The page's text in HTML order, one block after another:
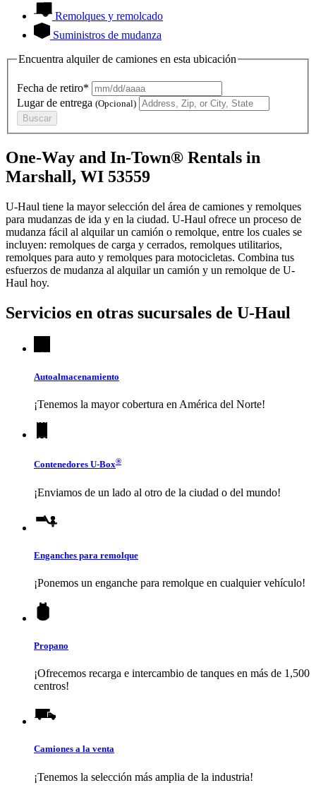
Remolques y remolcado
Suministros de mudanza
Encuentra alquiler de camiones en esta ubicación
Fecha de retiro*
Lugar de entrega (Opcional)
Buscar
One-Way and In-Town® Rentals in
Marshall, WI 53559
U-Haul tiene la mayor selección del área de camiones y remolques
para mudanzas de ida y en la ciudad. U-Haul ofrece un proceso de
mudanza fácil al alquilar un camión o remolque, entre los cuales se
incluyen: remolques de carga y cerrados, remolques utilitarios,
remolques para auto y remolques para motocicletas. Combina tus
esfuerzos de mudanza al alquilar un camión y un remolque de U-
Haul hoy.
Servicios en otras sucursales de U-Haul
Autoalmacenamiento
¡Tenemos la mayor cobertura en América del Norte!
Contenedores U-Box®
¡Enviamos de un lado al otro de la ciudad o del mundo!
Enganches para remolque
¡Ponemos un enganche para remolque en cualquier vehículo!
Propano
¡Ofrecemos recarga e intercambio de tanques en más de 1,500
centros!
Camiones a la venta
¡Tenemos la selección más amplia de la industria!